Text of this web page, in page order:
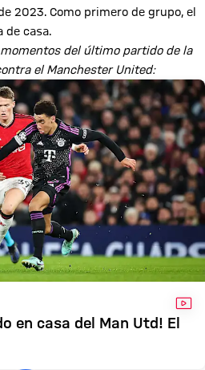
2023. Como primero de grupo, el
de casa.
del último partido de la
el Manchester United:
en casa del Man Utd! El